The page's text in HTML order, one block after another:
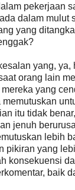
pekerjaan
dalam mulut
yang
yang, ya,
orang lain
yang
itu tidak
jenuh
lebih
pikiran yang
konsekuensi
baik